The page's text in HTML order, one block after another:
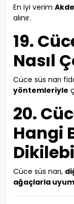
En iyi verim
alınır.
19.
Nasıl
Cüce süs narı
yöntemleriyle
20.
Hangi
Cüce süs narı,
ağaçlarla